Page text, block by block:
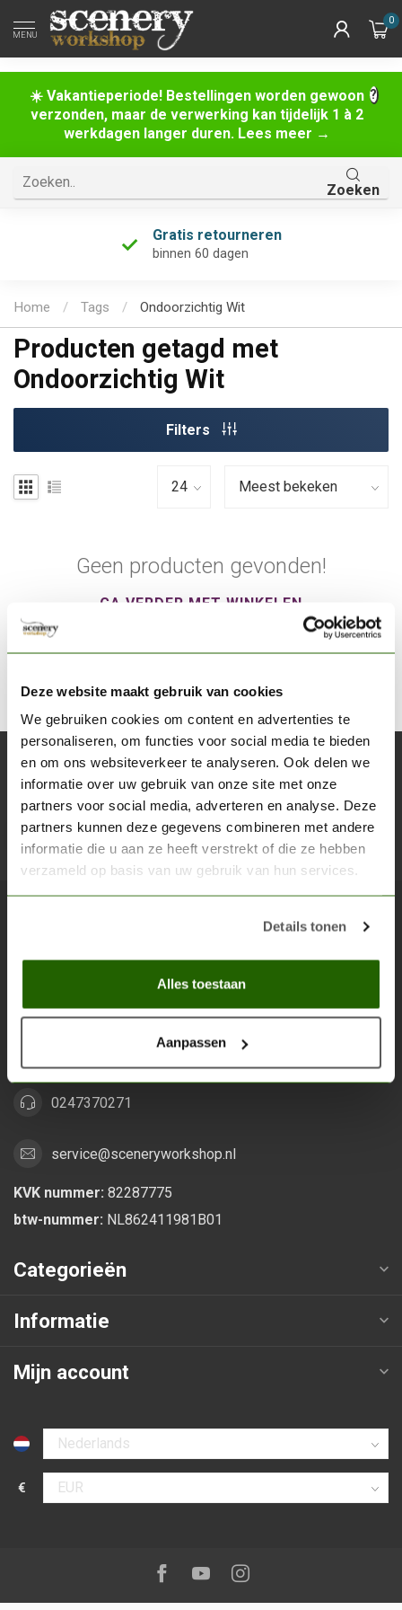
Deze website maakt gebruik van cookies
We gebruiken cookies om content en advertenties te
personaliseren, om functies voor social media te bieden
en om ons websiteverkeer te analyseren. Ook delen we
informatie over uw gebruik van onze site met onze
partners voor social media, adverteren en analyse. Deze
partners kunnen deze gegevens combineren met andere
informatie die u aan ze heeft verstrekt of die ze hebben
verzameld op basis van uw gebruik van hun services.
Details tonen
Alles toestaan
Aanpassen
☀️ Vakantieperiode! Bestellingen worden gewoon
verzonden, maar de verwerking kan tijdelijk 1 à 2
werkdagen langer duren. Lees meer →
MENU
0
Zoeken
Gratis retourneren
binnen 60 dagen
Home / Tags / Ondoorzichtig Wit
Producten getagd met
Ondoorzichtig Wit
Filters
Geen producten gevonden!
GA VERDER MET WINKELEN
Abonneer je op onze nieuwsbrief
Blijf op de hoogte over onze laatste acties
Alles voor je miniature wargaming en scenery
Grootstalselaan 46
0247370271
service@sceneryworkshop.nl
KVK nummer: 82287775
btw-nummer: NL862411981B01
Categorieën
Informatie
Mijn account
Selecteer taal
€
Selecteer valuta
Volg ons op:Facebook
YoutubeInstagram